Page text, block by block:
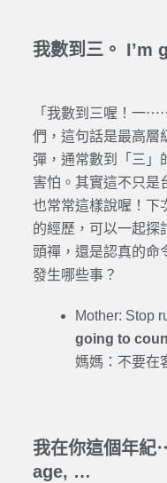
我數到三。
「我數到三喔！一
們，這句話是最高層
彈，通常數到「三」
害怕。其實這不只是
也常常這樣說喔！下
的經歷，可以一起探
頭禪，還是認真的命
發生哪些事？
Mother: Stop
going to
媽媽：不要在
我在你這個年
age, …